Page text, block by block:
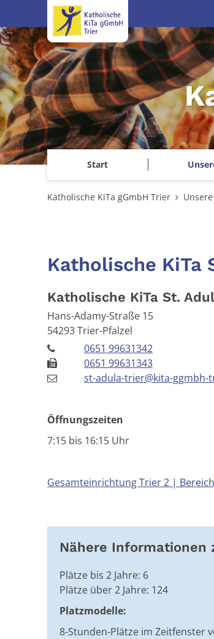
Zum Inhalt springen
Start
Katholische KiTa gGmbH Trier
Katholische KiTa
Katholische KiTa St.
Hans-Adamy-Straße 15
54293Trier-Pfalzel
0651 99631342
0651 99631343
st-adula-trier@kita-ggmbh-
Öffnungszeiten
7:15 bis 16:15 Uhr
Gesamteinrichtung Trier 2 |
Nähere Informationen
Plätze bis 2 Jahre: 6
Plätze über 2 Jahre: 124
Platzmodelle:
8-Stunden-Plätze im Zeitfenster